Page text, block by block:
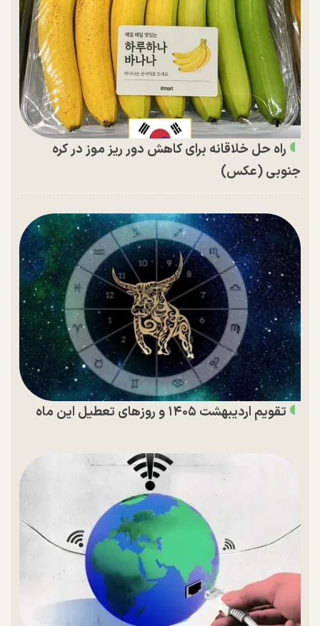
راه حل خلاقانه برای کاهش دور ریز موز در کره
جنوبی (عکس)
تقویم اردیبهشت ۱۴۰۵ و روز‌های تعطیل این ماه